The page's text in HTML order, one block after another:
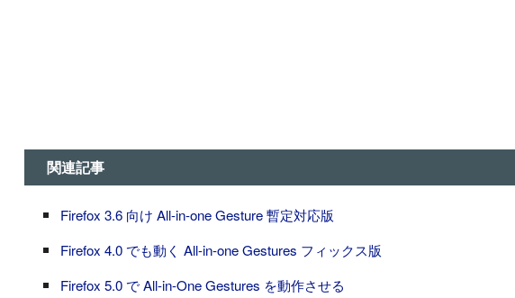
関連記事
Firefox 3.6 向け All-in-one Gesture 暫定対応版
Firefox 4.0 でも動く All-in-one Gestures フィックス版
Firefox 5.0 で All-in-One Gestures を動作させる